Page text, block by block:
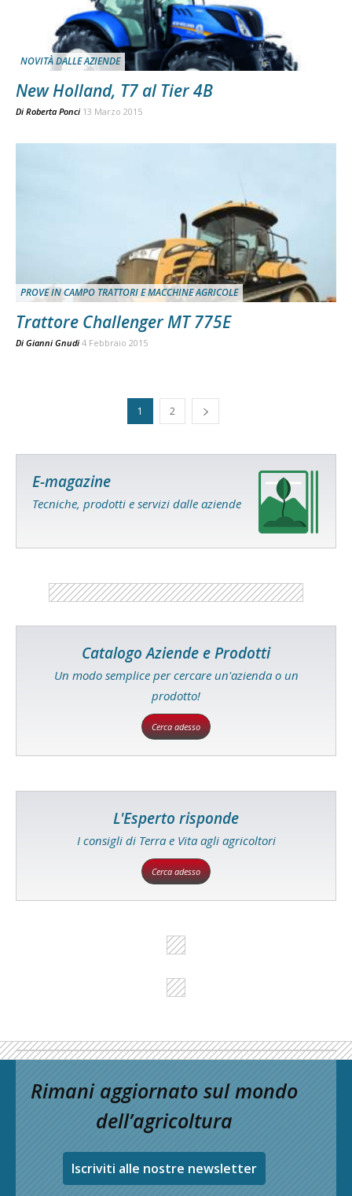
NOVITÀ DALLE AZIENDE
New Holland, T7 al Tier 4B
Di Roberta Ponci 13 Marzo 2015
PROVE IN CAMPO TRATTORI E MACCHINE AGRICOLE
Trattore Challenger MT 775E
Di Gianni Gnudi 4 Febbraio 2015
1 2
E-magazine
Tecniche, prodotti e servizi dalle aziende
Catalogo Aziende e Prodotti
Un modo semplice per cercare un'azienda o un
prodotto!
Cerca adesso
L'Esperto risponde
I consigli di Terra e Vita agli agricoltori
Cerca adesso
Rimani aggiornato sul mondo
dell’agricoltura
Iscriviti alle nostre newsletter